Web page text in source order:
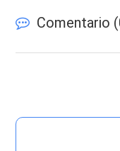
Comentario (